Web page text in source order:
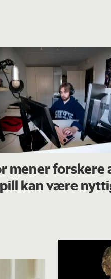
mener forskere
kan være